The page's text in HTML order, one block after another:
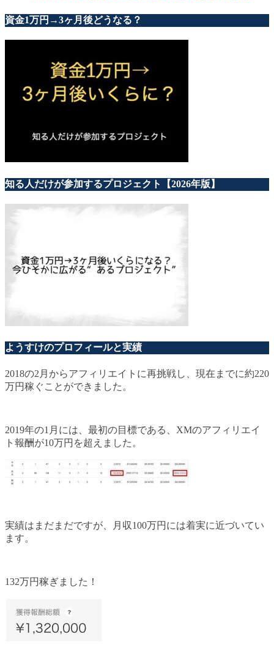
資金1万円→3ヶ月後どうなる？
知る人だけが参加するプロジェクト【2026年版】
ようすけのプロフィールと実績
2018の2月からアフィリエイトに再挑戦し、現在までに約220
万円稼ぐことができました。
2019年の1月には、最初の目標である、XMのアフィリエイ
ト報酬が10万円を超えました。
実績はまだまだですが、月収100万円には着実に近づいてい
ます。
132万円稼ぎました！